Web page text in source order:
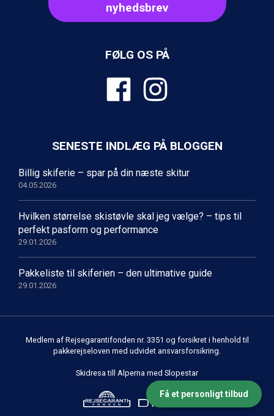
nyhedsbrev
FØLG OS PÅ
SENESTE INDLÆG PÅ BLOGGEN
Billig skiferie – spar på din næste skitur
04.05.2026
Hvilken størrelse skistøvle skal jeg vælge? – tips til
perfekt pasform og performance
29.01.2026
Pakkeliste til skiferien – den ultimative guide
29.01.2026
Medlem af Rejsegarantifonden nr. 3351 og forsikret i henhold til
pakkerejseloven med udvidet ansvarsforsikring.
Skidresa till Alperna med Slopestar
Få et personligt tilbud